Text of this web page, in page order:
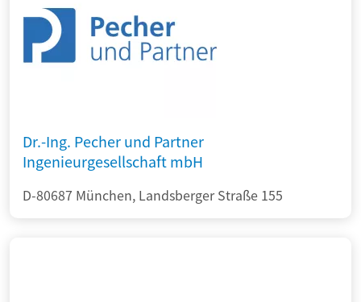
Dr.-Ing. Pecher und Partner
Ingenieurgesellschaft mbH
D-80687 München, Landsberger Straße 155